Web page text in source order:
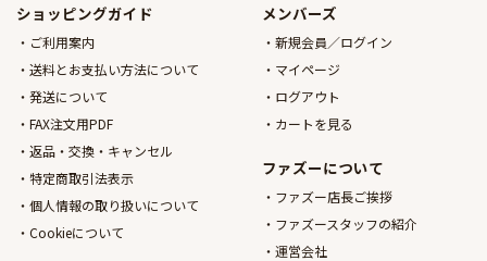
ショッピングガイド
ご利用案内
送料とお支払い方法について
発送について
FAX注文用PDF
返品・交換・キャンセル
特定商取引法表示
個人情報の取り扱いについて
Cookieについて
メンバーズ
新規会員／ログイン
マイページ
ログアウト
カートを見る
ファズーについて
ファズー店長ご挨拶
ファズースタッフの紹介
運営会社